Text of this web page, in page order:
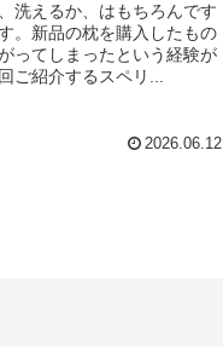
洗えるか、はもちろんです
。新品の枕を購入したもの
ってしまったという経験が
ご紹介するスペリ...
2026.06.12